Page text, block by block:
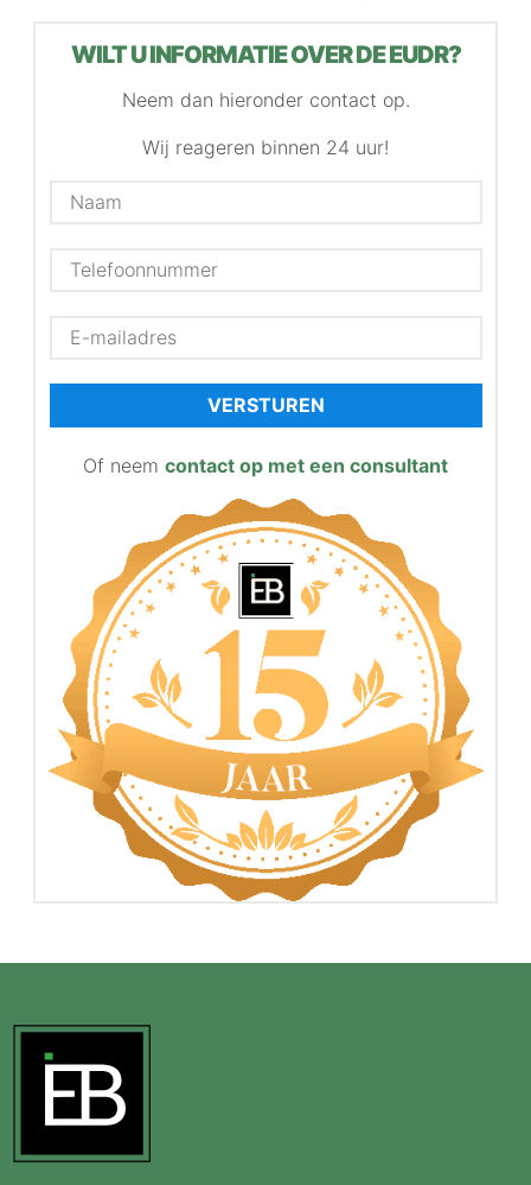
WILT U INFORMATIE OVER DE EUDR?
Neem dan hieronder contact op.
Wij reageren binnen 24 uur!
VERSTUREN
Of neem contact op met een consultant